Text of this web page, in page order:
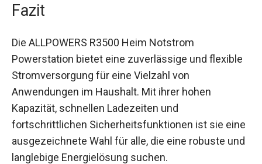
Fazit
Die ALLPOWERS R3500 Heim Notstrom
Powerstation bietet eine zuverlässige und flexible
Stromversorgung für eine Vielzahl von
Anwendungen im Haushalt. Mit ihrer hohen
Kapazität, schnellen Ladezeiten und
fortschrittlichen Sicherheitsfunktionen ist sie eine
ausgezeichnete Wahl für alle, die eine robuste und
langlebige Energielösung suchen.